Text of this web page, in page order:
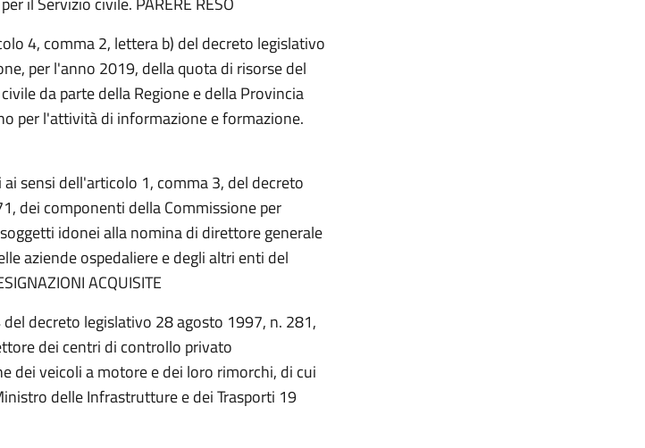
4, comma 2, lettera b) del decreto legislativo
per l'anno 2019, della quota di risorse del
da parte della Regione e della Provincia
per l'attività di informazione e formazione.
sensi dell'articolo 1, comma 3, del decreto
dei componenti della Commissione per
idonei alla nomina di direttore generale
aziende ospedaliere e degli altri enti del
ACQUISITE
decreto legislativo 28 agosto 1997, n. 281,
dei centri di controllo privato
dei veicoli a motore e dei loro rimorchi, di cui
delle Infrastrutture e dei Trasporti 19